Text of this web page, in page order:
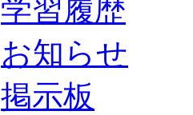
学習履歴
お知らせ
掲示板